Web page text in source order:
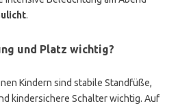
.
und Platz wichtig?
Kindern sind stabile Standfüße,
kindersichere Schalter wichtig. Auf